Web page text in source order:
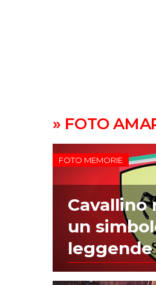
» FOTO
FOTO MEMORIE
Cavallino
un
leggende